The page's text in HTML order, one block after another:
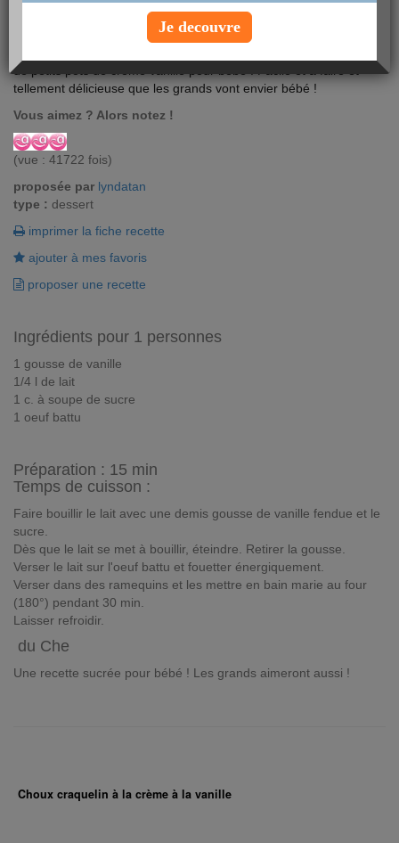
de petits pots de crème vanille pour bébé ! Facile et à faire et
tellement délicieuse que les grands vont envier bébé !
Vous aimez ? Alors notez !
(vue : 41722 fois)
proposée par lyndatan
type : dessert
imprimer la fiche recette
ajouter à mes favoris
proposer une recette
Ingrédients pour 1 personnes
1 gousse de vanille
1/4 l de lait
1 c. à soupe de sucre
1 oeuf battu
Préparation : 15 min
Temps de cuisson :
Faire bouillir le lait avec une demis gousse de vanille fendue et le
sucre.
Dès que le lait se met à bouillir, éteindre. Retirer la gousse.
Verser le lait sur l'oeuf battu et fouetter énergiquement.
Verser dans des ramequins et les mettre en bain marie au four
(180°) pendant 30 min.
Laisser refroidir.
du Che
Une recette sucrée pour bébé ! Les grands aimeront aussi !
Choux craquelin à la crème à la vanille
Je decouvre